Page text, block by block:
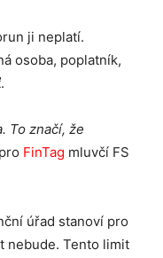
ji neplatí.
osoba, poplatník,
To značí, že
FinTag mluvčí FS
úřad stanoví pro
nebude. Tento limit